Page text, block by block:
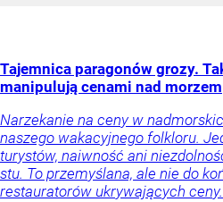
Tajemnica paragonów grozy.
manipulują cenami nad morzem
Narzekanie na ceny w
naszego wakacyjnego folkloru.
turystów, naiwność ani
stu. To przemyślana, ale nie do
restauratorów ukrywających ceny.